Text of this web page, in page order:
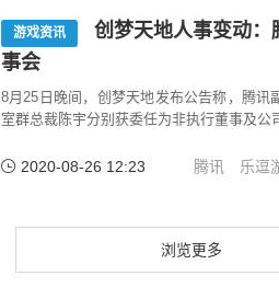
游戏资讯
创梦天地人事变动
事会
8月25日晚间，创梦天地发布公告称，腾
室群总裁陈宇分别获委任为非执行董事及公
2020-08-26 12:23 腾讯 乐逗
浏览更多